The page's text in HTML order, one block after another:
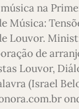
na
Música:
Louvor.
de
Louvor,
(Israel